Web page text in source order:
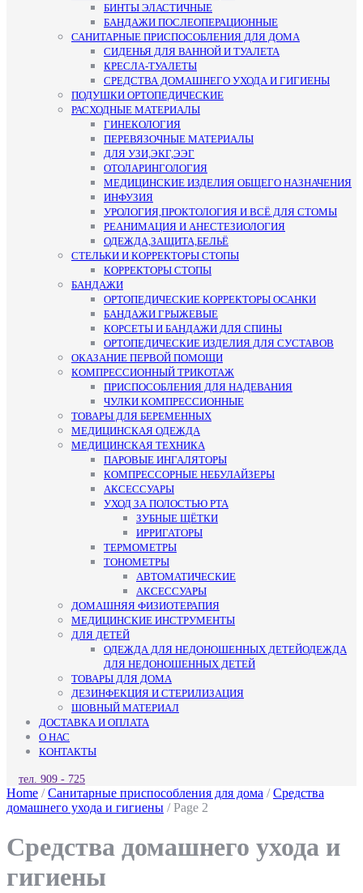
БИНТЫ ЭЛАСТИЧНЫЕ
БАНДАЖИ ПОСЛЕОПЕРАЦИОННЫЕ
САНИТАРНЫЕ ПРИСПОСОБЛЕНИЯ ДЛЯ ДОМА
СИДЕНЬЯ ДЛЯ ВАННОЙ И ТУАЛЕТА
КРЕСЛА-ТУАЛЕТЫ
СРЕДСТВА ДОМАШНЕГО УХОДА И ГИГИЕНЫ
ПОДУШКИ ОРТОПЕДИЧЕСКИЕ
РАСХОДНЫЕ МАТЕРИАЛЫ
ГИНЕКОЛОГИЯ
ПЕРЕВЯЗОЧНЫЕ МАТЕРИАЛЫ
ДЛЯ УЗИ,ЭКГ,ЭЭГ
ОТОЛАРИНГОЛОГИЯ
МЕДИЦИНСКИЕ ИЗДЕЛИЯ ОБЩЕГО НАЗНАЧЕНИЯ
ИНФУЗИЯ
УРОЛОГИЯ,ПРОКТОЛОГИЯ И ВСЁ ДЛЯ СТОМЫ
РЕАНИМАЦИЯ И АНЕСТЕЗИОЛОГИЯ
ОДЕЖДА,ЗАЩИТА,БЕЛЬЁ
СТЕЛЬКИ И КОРРЕКТОРЫ СТОПЫ
КОРРЕКТОРЫ СТОПЫ
БАНДАЖИ
ОРТОПЕДИЧЕСКИЕ КОРРЕКТОРЫ ОСАНКИ
БАНДАЖИ ГРЫЖЕВЫЕ
КОРСЕТЫ И БАНДАЖИ ДЛЯ СПИНЫ
ОРТОПЕДИЧЕСКИЕ ИЗДЕЛИЯ ДЛЯ СУСТАВОВ
ОКАЗАНИЕ ПЕРВОЙ ПОМОЩИ
КОМПРЕССИОННЫЙ ТРИКОТАЖ
ПРИСПОСОБЛЕНИЯ ДЛЯ НАДЕВАНИЯ
ЧУЛКИ КОМПРЕССИОННЫЕ
ТОВАРЫ ДЛЯ БЕРЕМЕННЫХ
МЕДИЦИНСКАЯ ОДЕЖДА
МЕДИЦИНСКАЯ ТЕХНИКА
ПАРОВЫЕ ИНГАЛЯТОРЫ
КОМПРЕССОРНЫЕ НЕБУЛАЙЗЕРЫ
АКСЕССУАРЫ
УХОД ЗА ПОЛОСТЬЮ РТА
ЗУБНЫЕ ЩЁТКИ
ИРРИГАТОРЫ
ТЕРМОМЕТРЫ
ТОНОМЕТРЫ
АВТОМАТИЧЕСКИЕ
АКСЕССУАРЫ
ДОМАШНЯЯ ФИЗИОТЕРАПИЯ
МЕДИЦИНСКИЕ ИНСТРУМЕНТЫ
ДЛЯ ДЕТЕЙ
ОДЕЖДА ДЛЯ НЕДОНОШЕННЫХ ДЕТЕЙОДЕЖДА
ДЛЯ НЕДОНОШЕННЫХ ДЕТЕЙ
ТОВАРЫ ДЛЯ ДОМА
ДЕЗИНФЕКЦИЯ И СТЕРИЛИЗАЦИЯ
ШОВНЫЙ МАТЕРИАЛ
ДОСТАВКА И ОПЛАТА
О НАС
КОНТАКТЫ
КНОПКА
ЗАКРЫТЬ
тел. 909 - 725
Home /Санитарные приспособления для дома /Средства
домашнего ухода и гигиены / Page 2
Средства домашнего ухода и
гигиены